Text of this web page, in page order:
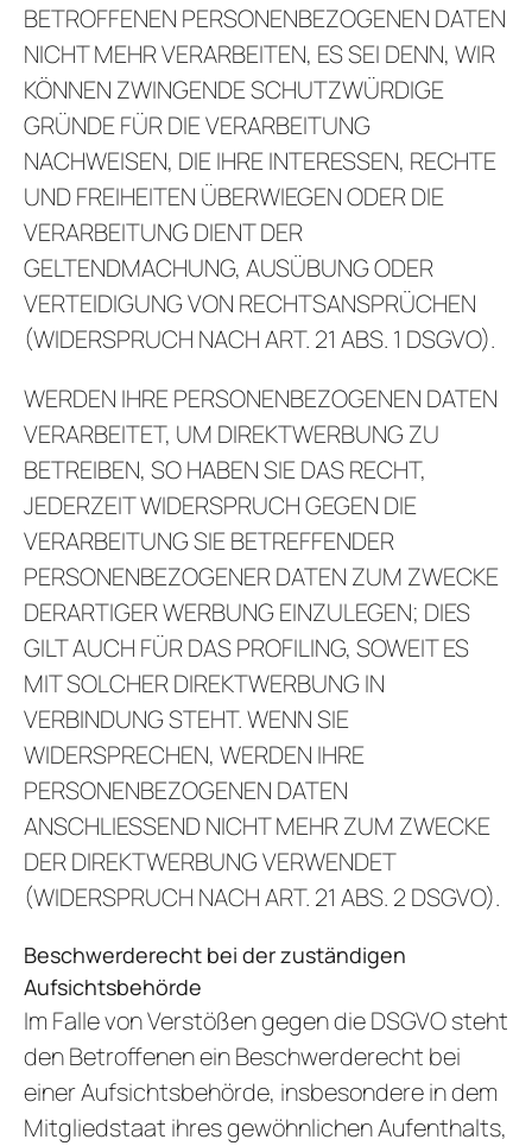
BETROFFENEN PERSONENBEZOGENEN DATEN
NICHT MEHR VERARBEITEN, ES SEI DENN, WIR
KÖNNEN ZWINGENDE SCHUTZWÜRDIGE
GRÜNDE FÜR DIE VERARBEITUNG
NACHWEISEN, DIE IHRE INTERESSEN, RECHTE
UND FREIHEITEN ÜBERWIEGEN ODER DIE
VERARBEITUNG DIENT DER
GELTENDMACHUNG, AUSÜBUNG ODER
VERTEIDIGUNG VON RECHTSANSPRÜCHEN
(WIDERSPRUCH NACH ART. 21 ABS. 1 DSGVO).
WERDEN IHRE PERSONENBEZOGENEN DATEN
VERARBEITET, UM DIREKTWERBUNG ZU
BETREIBEN, SO HABEN SIE DAS RECHT,
JEDERZEIT WIDERSPRUCH GEGEN DIE
VERARBEITUNG SIE BETREFFENDER
PERSONENBEZOGENER DATEN ZUM ZWECKE
DERARTIGER WERBUNG EINZULEGEN; DIES
GILT AUCH FÜR DAS PROFILING, SOWEIT ES
MIT SOLCHER DIREKTWERBUNG IN
VERBINDUNG STEHT. WENN SIE
WIDERSPRECHEN, WERDEN IHRE
PERSONENBEZOGENEN DATEN
ANSCHLIESSEND NICHT MEHR ZUM ZWECKE
DER DIREKTWERBUNG VERWENDET
(WIDERSPRUCH NACH ART. 21 ABS. 2 DSGVO).
Beschwerde­recht bei der zuständigen
Aufsichts­behörde
Im Falle von Verstößen gegen die DSGVO steht
den Betroffenen ein Beschwerderecht bei
einer Aufsichtsbehörde, insbesondere in dem
Mitgliedstaat ihres gewöhnlichen Aufenthalts,